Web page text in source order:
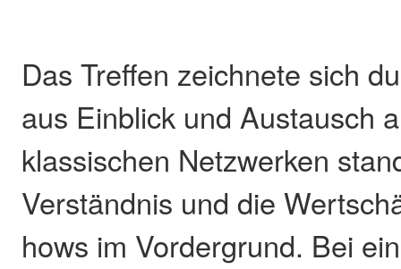
Das Treffen zeichnete sich
aus Einblick und Austausch
klassischen Netzwerken
Verständnis und die
hows im Vordergrund. Bei